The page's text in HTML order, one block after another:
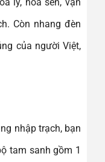
Còn nhang đèn
của người Việt,
nhập trạch, bạn
tam sanh gồm 1